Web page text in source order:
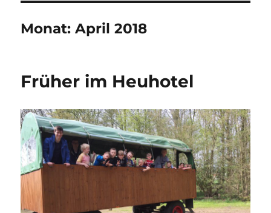
Monat:April 2018
Früher im Heuhotel